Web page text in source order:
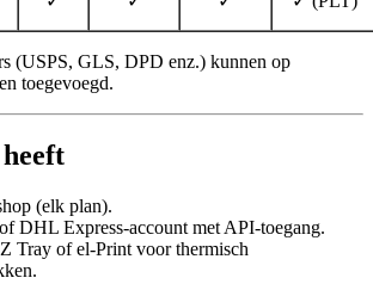
(USPS, GLS, DPD enz.) kunnen op
toegevoegd.
(elk plan).
DHL Express-account met API-toegang.
Tray of el-Print voor thermisch